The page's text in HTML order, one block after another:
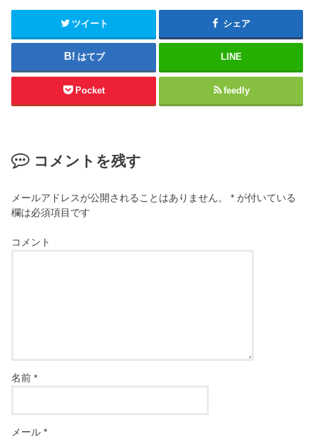
ツイート シェア
はてブ LINE
Pocket feedly
コメントを残す
メールアドレスが公開されることはありません。 * が付いている
欄は必須項目です
コメント
名前*
メール*